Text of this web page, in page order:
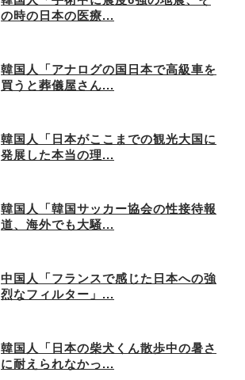
の時の日本の医療...
韓国人「アナログの国日本で高級車を
買うと葬儀屋さん...
韓国人「日本がここまでの観光大国に
発展した本当の理...
韓国人「韓国サッカー協会の性接待報
道、海外でも大騒...
中国人「フランスで感じた日本への強
烈なフィルター」...
韓国人「日本の柴犬くん散歩中の暑さ
に耐えられなかっ...